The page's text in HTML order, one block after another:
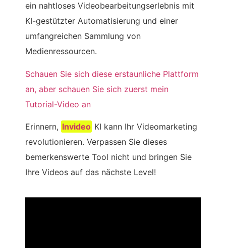
ein nahtloses Videobearbeitungserlebnis mit
KI-gestützter Automatisierung und einer
umfangreichen Sammlung von
Medienressourcen.
Schauen Sie sich diese erstaunliche Plattform
an, aber schauen Sie sich zuerst mein
Tutorial-Video an
Erinnern, Invideo KI kann Ihr Videomarketing
revolutionieren. Verpassen Sie dieses
bemerkenswerte Tool nicht und bringen Sie
Ihre Videos auf das nächste Level!